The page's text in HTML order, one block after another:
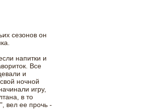
сезонов он
напитки и
Все
и
ночной
игру,
в то
вел ее прочь -